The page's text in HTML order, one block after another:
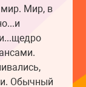
Мир, в
Обычный